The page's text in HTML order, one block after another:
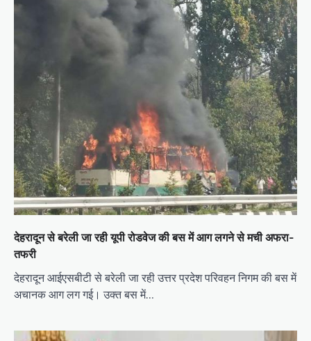
g
o
n
देहरादून से बरेली जा रही यूपी रोडवेज की बस में आग लगने से मची अफरा-
तफरी
देहरादून आईएसबीटी से बरेली जा रही उत्तर प्रदेश परिवहन निगम की बस में
अचानक आग लग गई। उक्‍त बस में…